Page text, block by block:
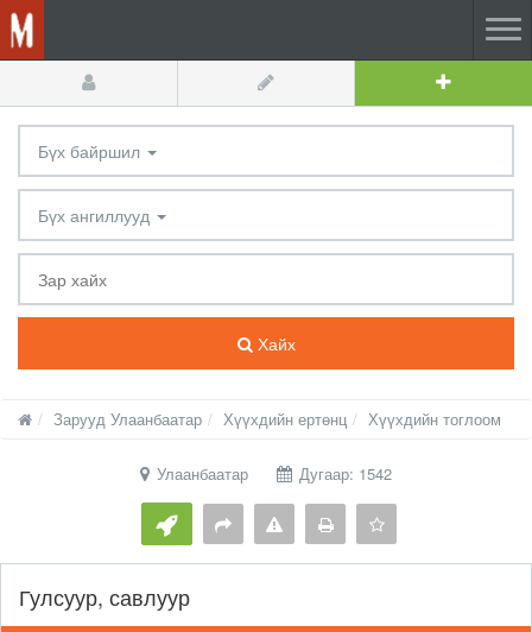
Бүх байршил
Бүх ангиллууд
Хайх
Зарууд Улаанбаатар Хүүхдийн ертөнц Хүүхдийн тоглоом
Улаанбаатар Дугаар: 1542
Гулсуур, савлуур